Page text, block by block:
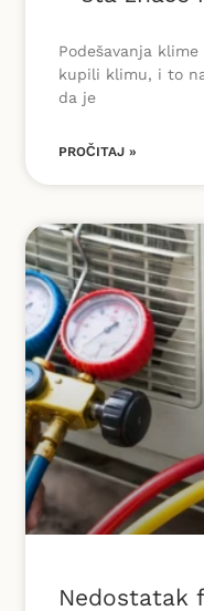
Podešavanja
kupili klimu, i to
da je
PROČITAJ »
Nedostatak